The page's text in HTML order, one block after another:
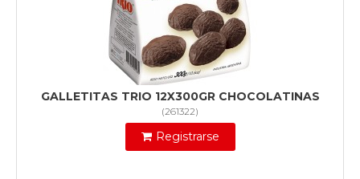
GALLETITAS TRIO 12X300GR CHOCOLATINAS
(261322)
Registrarse